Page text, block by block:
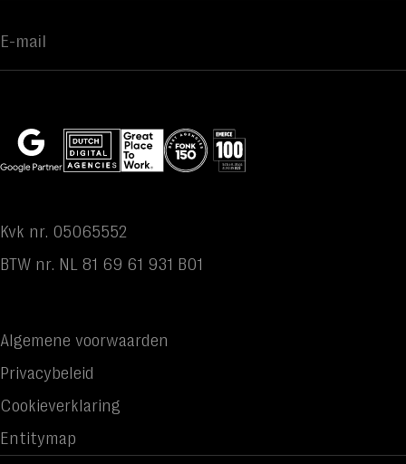
Kvk nr. 05065552
BTW nr. NL 81 69 61 931 B01
Algemene voorwaarden
Privacybeleid
Cookieverklaring
Entitymap